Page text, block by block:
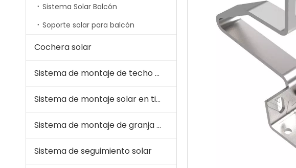
Sistema Solar Balcón
Soporte solar para balcón
Cochera solar
Sistema de montaje de techo solar
Sistema de montaje solar en tierra
Sistema de montaje de granja solar
Sistema de seguimiento solar